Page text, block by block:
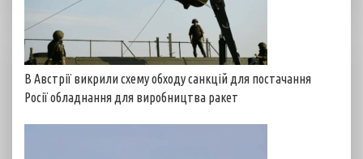
В Австрії викрили схему обходу санкцій для постачання
Росії обладнання для виробництва ракет